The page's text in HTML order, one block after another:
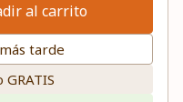
al carrito
tarde